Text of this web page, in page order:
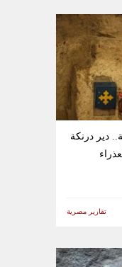
دير درنكة
تقارير مصرية